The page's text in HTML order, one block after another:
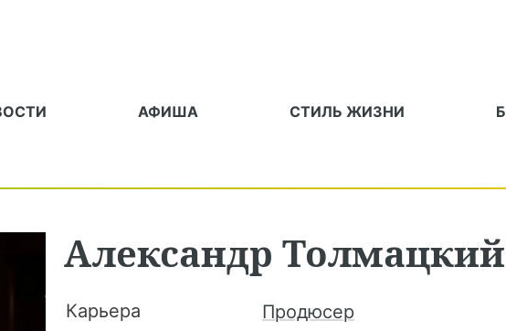
АФИША СТИЛЬ ЖИЗНИ
Александр Толмацкий
Карьера
Продюсер